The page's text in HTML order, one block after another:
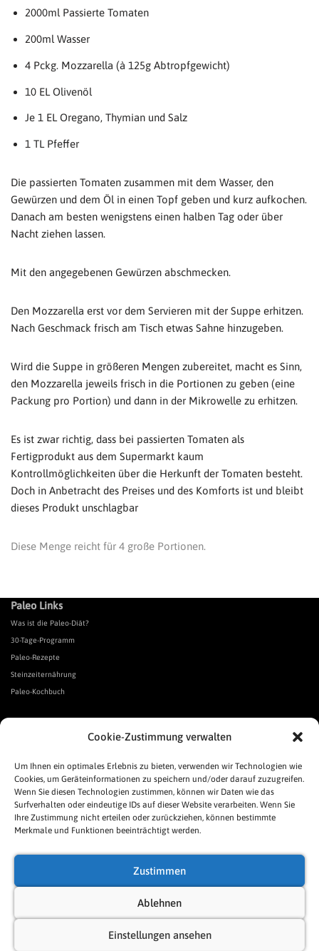
Cookie-Zustimmung verwalten
Um Ihnen ein optimales Erlebnis zu bieten, verwenden wir Technologien wie
Cookies, um Geräteinformationen zu speichern und/oder darauf zuzugreifen.
Wenn Sie diesen Technologien zustimmen, können wir Daten wie das
Surfverhalten oder eindeutige IDs auf dieser Website verarbeiten. Wenn Sie
Ihre Zustimmung nicht erteilen oder zurückziehen, können bestimmte
Merkmale und Funktionen beeinträchtigt werden.
Zustimmen
Ablehnen
Einstellungen ansehen
2000ml Passierte Tomaten
200ml Wasser
4 Pckg. Mozzarella (à 125g Abtropfgewicht)
10 EL Olivenöl
Je 1 EL Oregano, Thymian und Salz
1 TL Pfeffer
Die passierten Tomaten zusammen mit dem Wasser, den
Gewürzen und dem Öl in einen Topf geben und kurz aufkochen.
Danach am besten wenigstens einen halben Tag oder über
Nacht ziehen lassen.
Mit den angegebenen Gewürzen abschmecken.
Den Mozzarella erst vor dem Servieren mit der Suppe erhitzen.
Nach Geschmack frisch am Tisch etwas Sahne hinzugeben.
Wird die Suppe in größeren Mengen zubereitet, macht es Sinn,
den Mozzarella jeweils frisch in die Portionen zu geben (eine
Packung pro Portion) und dann in der Mikrowelle zu erhitzen.
Es ist zwar richtig, dass bei passierten Tomaten als
Fertigprodukt aus dem Supermarkt kaum
Kontrollmöglichkeiten über die Herkunft der Tomaten besteht.
Doch in Anbetracht des Preises und des Komforts ist und bleibt
dieses Produkt unschlagbar
Diese Menge reicht für 4 große Portionen.
Paleo Links
Was ist die Paleo-Diät?
30-Tage-Programm
Paleo-Rezepte
Steinzeiternährung
Paleo-Kochbuch
*Affiliate Link. Als Partner verschiedener Unternehmen verdiene ich an qualifizierten Verkäufen.
Urgeschmack-Empfehlungen
Urgeschmack-Shop
Was ist Urgeschmack?
Häufige Fragen
Links
Allgemeine Geschäftsbedingungen
Datenschutzerklärung